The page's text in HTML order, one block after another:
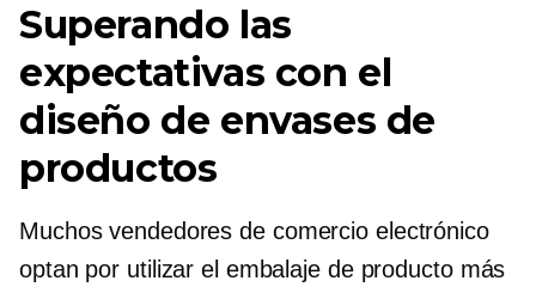
Superando las
expectativas con el
diseño de envases de
productos
Muchos vendedores de comercio electrónico
optan por utilizar el embalaje de producto más